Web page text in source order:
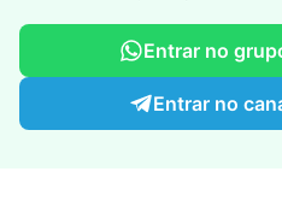
Entrar no
Entrar no